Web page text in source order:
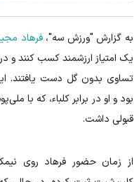
به گزارش "ورزش سه"،فرهاد
یک امتیاز ارزشمند کسب کنند
تساوی بدون گل دست یافتند.
بود و او در برابر کلباء، که با
قبولی داشت.
از زمان حضور فرهاد روی